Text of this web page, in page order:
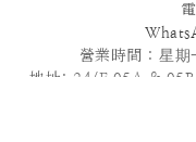
營業時間 :星期
地址: 24/F,05A &